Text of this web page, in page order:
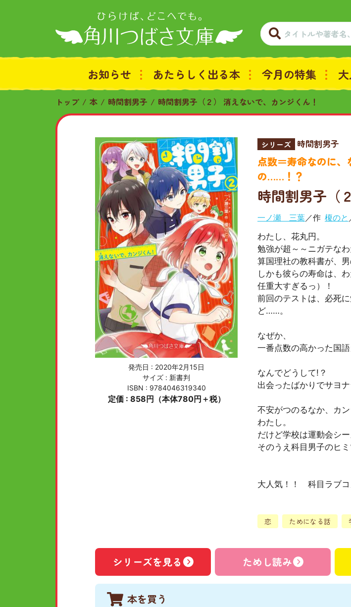
お知らせ あたらしく出る本 今月の特集
トップ 本 時間割男子 時間割男子（２） 消えないで、カンジくん！
シリーズ 時間割男子
点数＝寿命なのに
の……！？
時間割男子（
一ノ瀬 三葉／作 榎のと
発売日 : 2020年2月15日
サイズ : 新書判
ISBN : 9784046319340
定価 : 858円（本体780円＋税）
わたし、花丸円。
勉強が超～～ニガテなわ
算国理社の教科書が、
しかも彼らの寿命は、
任重大すぎるっ）！
前回のテストは、必死
ど……。
なぜか、
一番点数の高かった国
なんでどうして!？
出会ったばかりでサヨ
不安がつのるなか、カ
わたし。
だけど学校は運動会シ
そのうえ科目男子のヒ
大人気！！ 科目ラブコ
恋 ためになる話
シリーズを見る ためし読み
本を買う